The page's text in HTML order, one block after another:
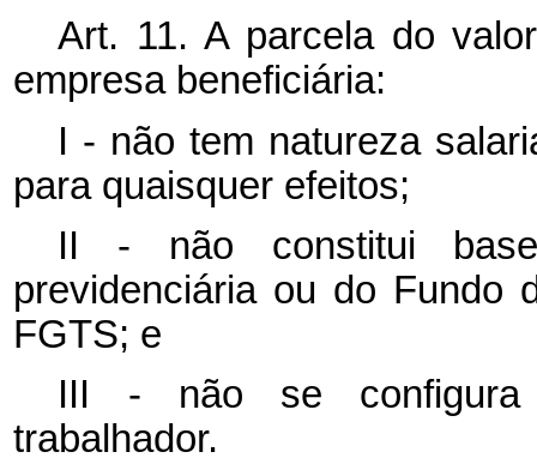
Art. 11. A parcela do
empresa beneficiária:
I - não tem natureza
para quaisquer efeitos;
II - não constitui
previdenciária ou do Fundo
FGTS; e
III - não se configura
trabalhador.